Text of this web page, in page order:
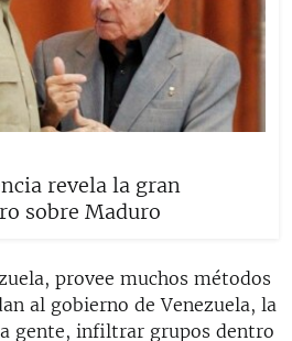
revela la gran
sobre Maduro
provee muchos métodos
al gobierno de Venezuela, la
gente, infiltrar grupos dentro